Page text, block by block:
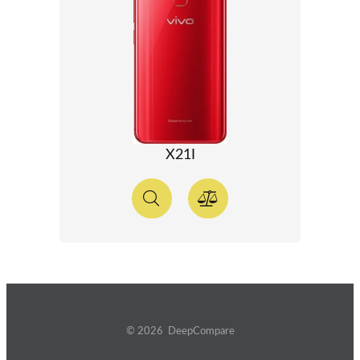
X21I
© 2026 DeepCompare